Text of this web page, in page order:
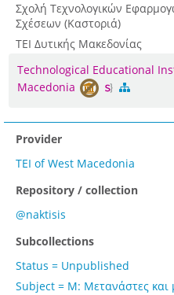
Σχολή Τεχνολογικών
Σχέσεων (Καστοριά)
ΤΕΙ Δυτικής Μακεδονίας
Technological Educational
Macedonia
Provider
TEI of West Macedonia
Repository / collection
@naktisis
Subcollections
Status = Unpublished
Subject = Μ: Μετανάστες και